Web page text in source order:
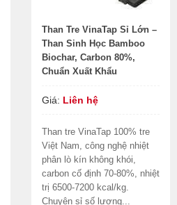
Than Tre VinaTap Sỉ Lớn –
Than Sinh Học Bamboo
Biochar, Carbon 80%,
Chuẩn Xuất Khẩu
Giá: Liên hệ
Than tre VinaTap 100% tre
Việt Nam, công nghệ nhiệt
phân lò kín không khói,
carbon cố định 70-80%, nhiệt
trị 6500-7200 kcal/kg.
Chuyên sỉ số lượng...